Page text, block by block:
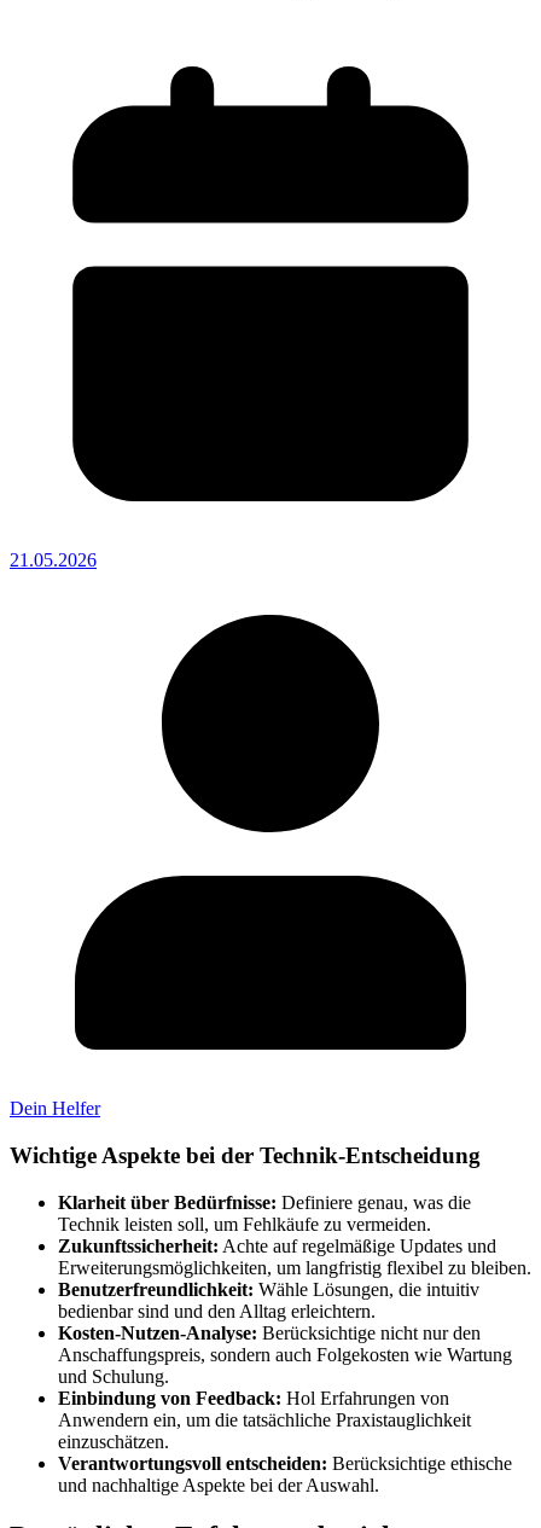
21.05.2026
Dein Helfer
Wichtige Aspekte bei der Technik-Entscheidung
Klarheit über Bedürfnisse: Definiere genau, was die
Technik leisten soll, um Fehlkäufe zu vermeiden.
Zukunftssicherheit: Achte auf regelmäßige Updates und
Erweiterungsmöglichkeiten, um langfristig flexibel zu bleiben.
Benutzerfreundlichkeit: Wähle Lösungen, die intuitiv
bedienbar sind und den Alltag erleichtern.
Kosten-Nutzen-Analyse: Berücksichtige nicht nur den
Anschaffungspreis, sondern auch Folgekosten wie Wartung
und Schulung.
Einbindung von Feedback: Hol Erfahrungen von
Anwendern ein, um die tatsächliche Praxistauglichkeit
einzuschätzen.
Verantwortungsvoll entscheiden: Berücksichtige ethische
und nachhaltige Aspekte bei der Auswahl.